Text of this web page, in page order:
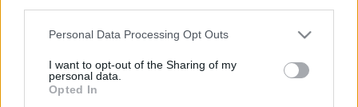
Please note that this website/app uses one or more Google
not limited to your visit or usage behaviour. You may click to
grant or deny consent to Google and its third-party tags to
use your data for below specified purposes in below Google
Personal Data Processing Opt Outs
I want to opt-out of the Sharing of my
personal data.
Opted In
RÁPLI RÓBERT: AZ M86-OS ÉS AZ M87-ES
FEJLESZTÉSE NEM MARADHAT EL!
2026. július. 28. 17:27
Szombathely parlamenti képviselője levélben fordult Vitézy